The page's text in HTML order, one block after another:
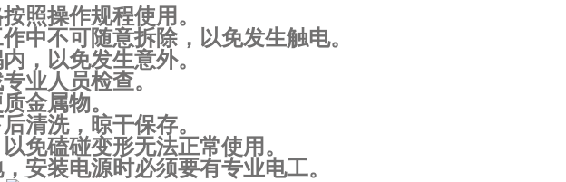
照操作规程使用。
中不可随意拆除，以免发生触电。
，以免发生意外。
业人员检查。
金属物。
清洗，晾干保存。
免磕碰变形无法正常使用。
安装电源时必须要有专业电工。